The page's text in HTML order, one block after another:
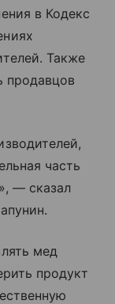
в Кодекс
Также
продавцов
часть
— сказал
мед
продукт